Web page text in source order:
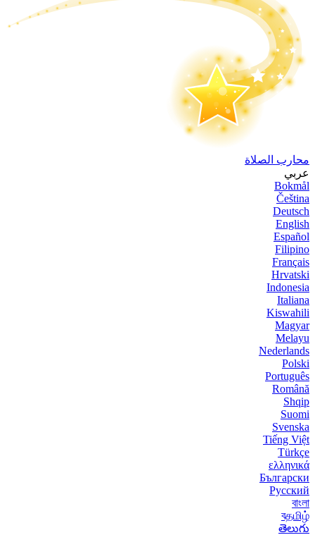
محارب الصلاة
عربي
Bokmål
Čeština
Deutsch
English
Español
Filipino
Français
Hrvatski
Indonesia
Italiana
Kiswahili
Magyar
Melayu
Nederlands
Polski
Português
Română
Shqip
Suomi
Svenska
Tiếng Việt
Türkçe
ελληνικά
Български
Русский
বাংলা
বதமிழ்
తెలుగు